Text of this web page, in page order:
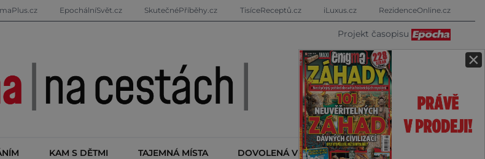
×
EpochálníSvět.cz SkutečnéPříběhy.cz TisíceReceptů.cz iLuxus.cz RezidenceOnline.cz
Projekt časopisu
KAM S DĚTMI TAJEMNÁ MÍSTA DOVOLENÁ V ZAHRANIČÍ KALENDÁŘ AKCÍ